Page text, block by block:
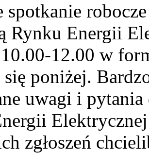
spotkanie
Rynku Energii
12.00 w
poniżej.
uwagi i
zgłoszeń